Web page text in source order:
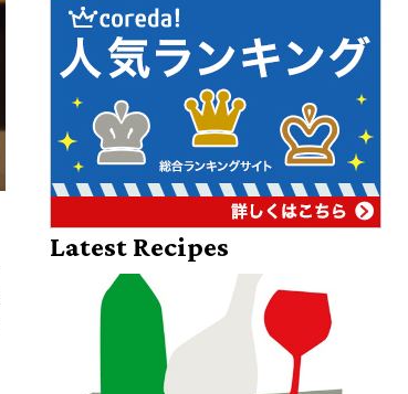
Latest Recipes